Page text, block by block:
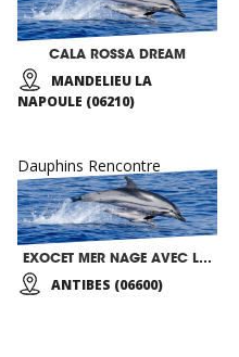
CALA ROSSA DREAM
MANDELIEU LA
NAPOULE (06210)
Dauphins Rencontre
EXOCET MER NAGE AVEC LES DAUPHINS…
ANTIBES (06600)